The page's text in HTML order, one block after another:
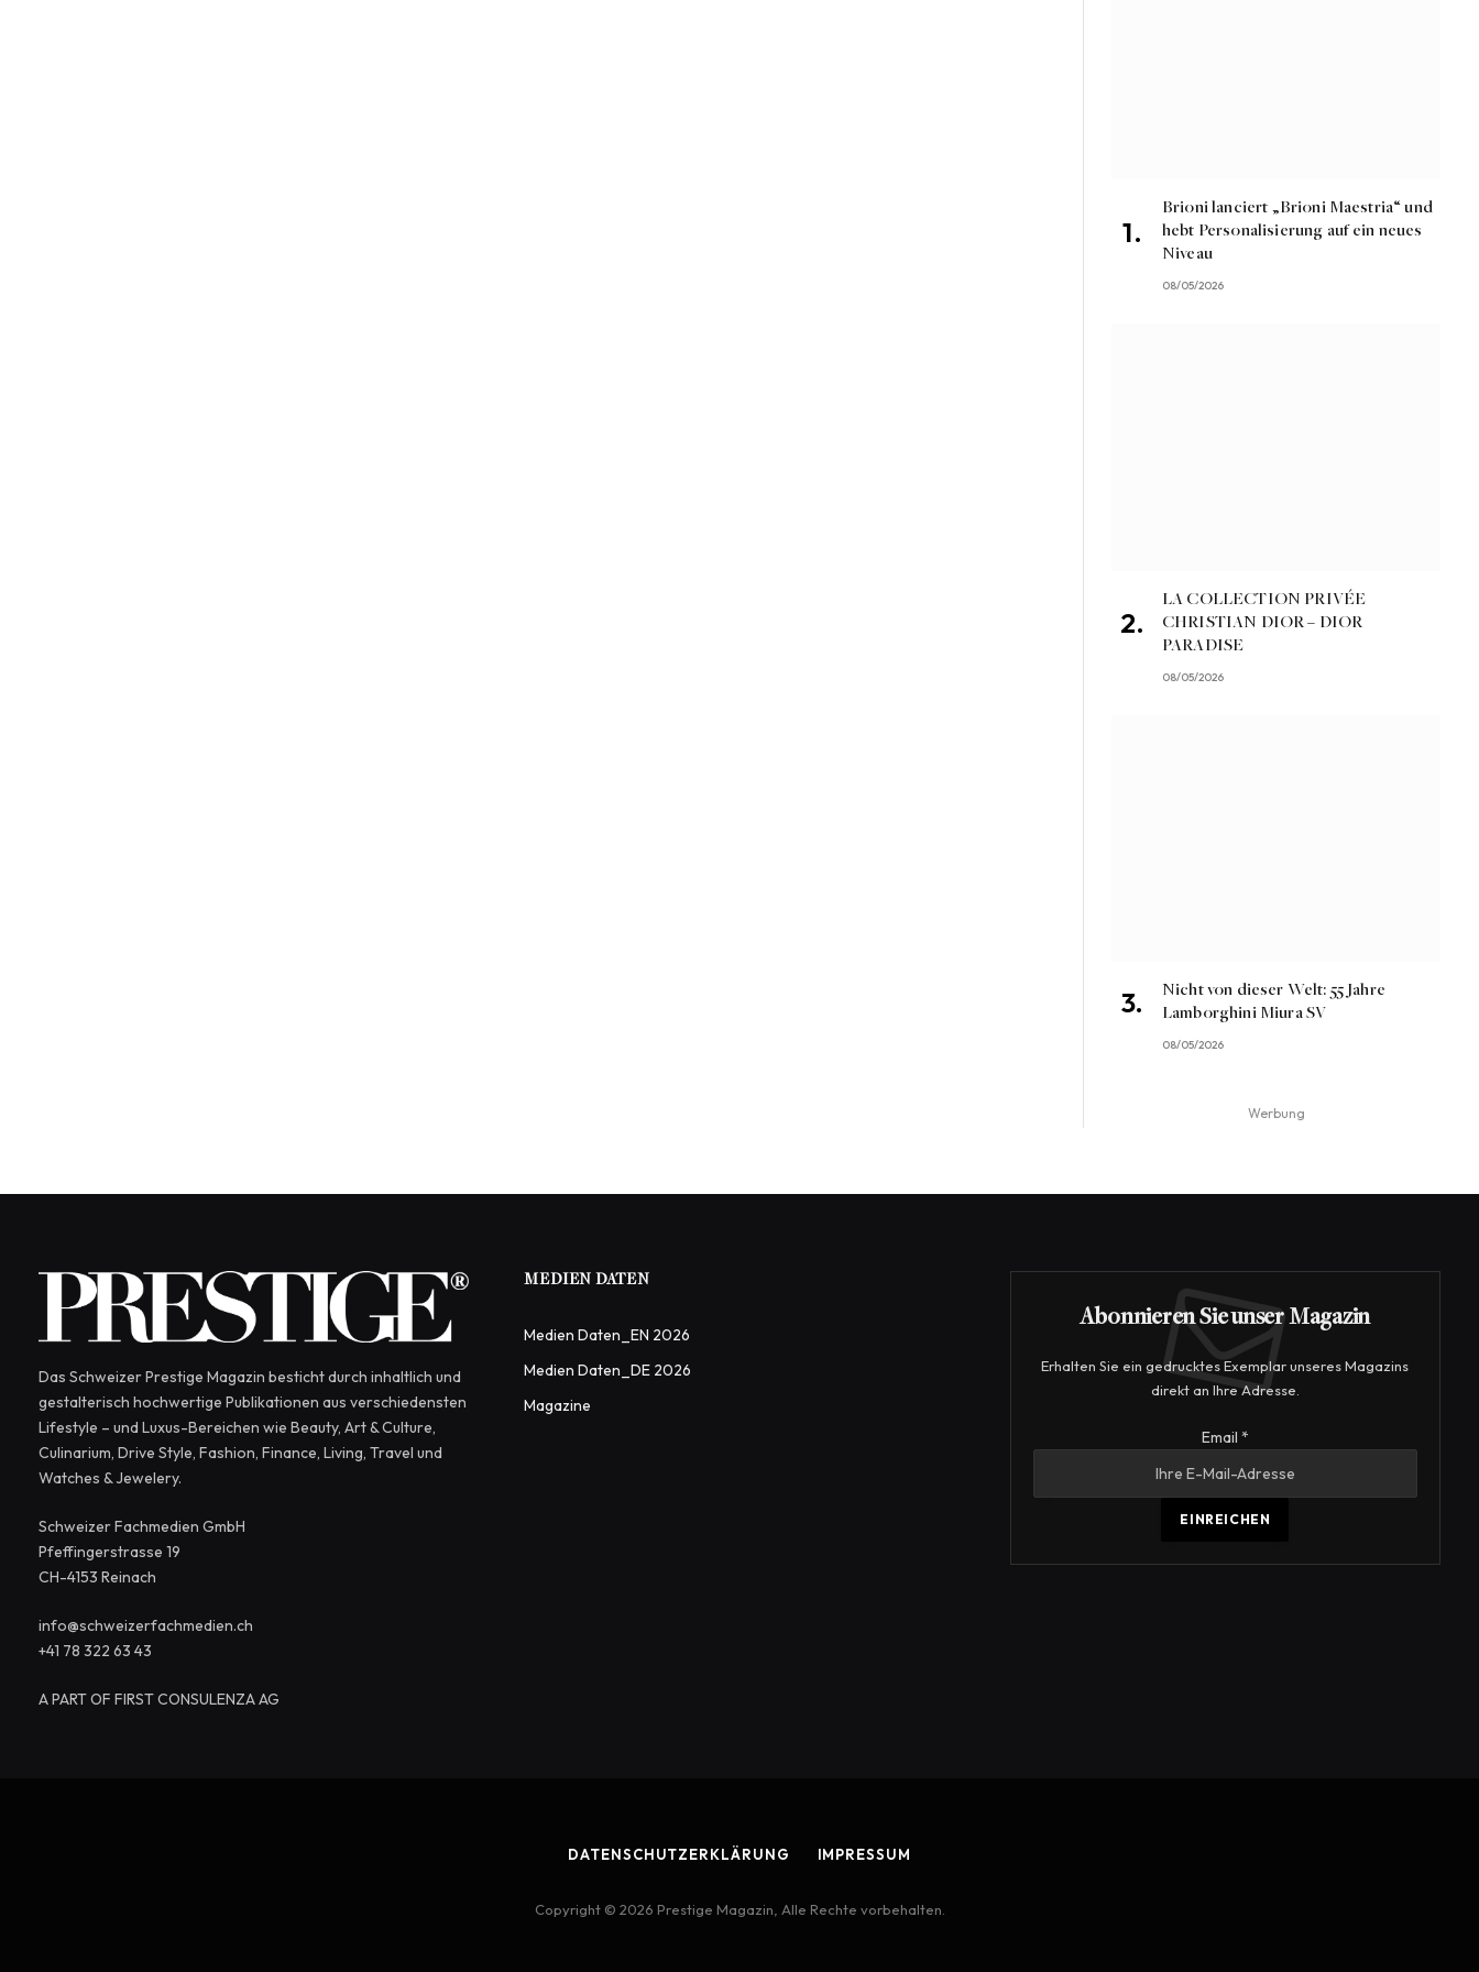
Brioni lanciert „Brioni Maestria“ und
hebt Personalisierung auf ein neues
Niveau
08/05/2026
LA COLLECTION PRIVÉE
CHRISTIAN DIOR – DIOR
PARADISE
08/05/2026
Nicht von dieser Welt: 55 Jahre
Lamborghini Miura SV
08/05/2026
Werbung
Das Schweizer Prestige Magazin besticht durch inhaltlich und
gestalterisch hochwertige Publikationen aus verschiedensten
Lifestyle – und Luxus-Bereichen wie Beauty, Art & Culture,
Culinarium, Drive Style, Fashion, Finance, Living, Travel und
Watches & Jewelery.
Schweizer Fachmedien GmbH
Pfeffingerstrasse 19
CH-4153 Reinach
info@schweizerfachmedien.ch
+41 78 322 63 43
A PART OF FIRST CONSULENZA AG
MEDIEN DATEN
Medien Daten_EN 2026
Medien Daten_DE 2026
Magazine
Abonnieren Sie unser Magazin
Erhalten Sie ein gedrucktes Exemplar unseres Magazins
direkt an Ihre Adresse.
Email
Email *
EINREICHEN
DATENSCHUTZERKLÄRUNG IMPRESSUM
Copyright © 2026 Prestige Magazin, Alle Rechte vorbehalten.